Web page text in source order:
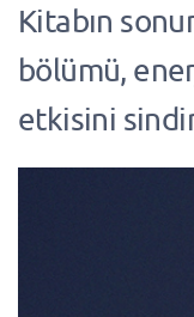
Kitabın
bölümü,
etkisini